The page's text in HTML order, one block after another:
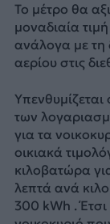
Το μέτρο θα
μοναδιαία
ανάλογα με τη
αερίου στις
Υπενθυμίζεται
των
για τα
οικιακά
κιλοβατώρα
λεπτά ανά
300 kWh .